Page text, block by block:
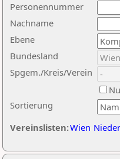
Nachname
Ebene
Sortierung
Personennummer
Bundesland
Spgem./Kreis/Verein
Vereinslisten:Wien